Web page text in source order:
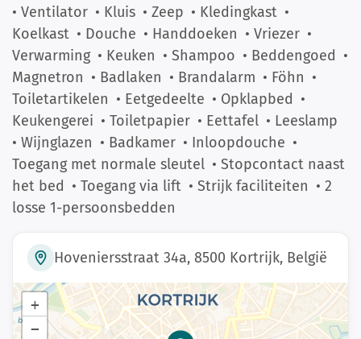
• Ventilator • Kluis • Zeep • Kledingkast •
Koelkast • Douche • Handdoeken • Vriezer •
Verwarming • Keuken • Shampoo • Beddengoed •
Magnetron • Badlaken • Brandalarm • Föhn •
Toiletartikelen • Eetgedeelte • Opklapbed •
Keukengerei • Toiletpapier • Eettafel • Leeslamp
• Wijnglazen • Badkamer • Inloopdouche •
Toegang met normale sleutel • Stopcontact naast
het bed • Toegang via lift • Strijk faciliteiten • 2
losse 1-persoonsbedden
Hoveniersstraat 34a, 8500 Kortrijk, België
+
−